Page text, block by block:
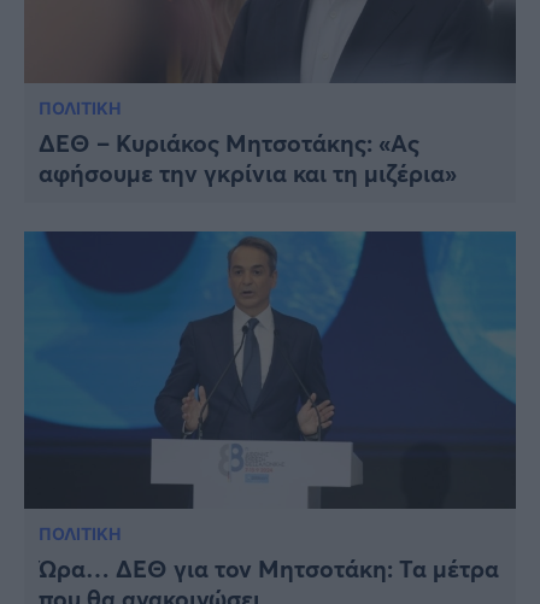
ΠΟΛΙΤΙΚΗ
ΔΕΘ – Κυριάκος Μητσοτάκης: «Ας
αφήσουμε την γκρίνια και τη μιζέρια»
ΠΟΛΙΤΙΚΗ
Ώρα… ΔΕΘ για τον Μητσοτάκη: Τα μέτρα